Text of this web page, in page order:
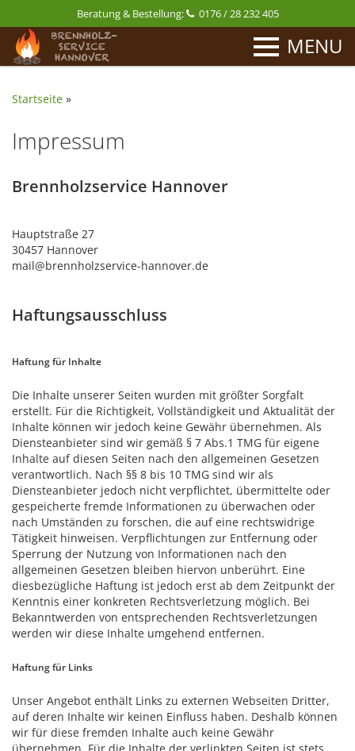
Beratung & Bestellung: 0176 / 28 232 405
MENU
Startseite »
Impressum
Brennholzservice Hannover
Hauptstraße 27
30457 Hannover
mail@brennholzservice-hannover.de
Haftungsausschluss
Haftung für Inhalte
Die Inhalte unserer Seiten wurden mit größter Sorgfalt
erstellt. Für die Richtigkeit, Vollständigkeit und Aktualität der
Inhalte können wir jedoch keine Gewähr übernehmen. Als
Diensteanbieter sind wir gemäß § 7 Abs.1 TMG für eigene
Inhalte auf diesen Seiten nach den allgemeinen Gesetzen
verantwortlich. Nach §§ 8 bis 10 TMG sind wir als
Diensteanbieter jedoch nicht verpflichtet, übermittelte oder
gespeicherte fremde Informationen zu überwachen oder
nach Umständen zu forschen, die auf eine rechtswidrige
Tätigkeit hinweisen. Verpflichtungen zur Entfernung oder
Sperrung der Nutzung von Informationen nach den
allgemeinen Gesetzen bleiben hiervon unberührt. Eine
diesbezügliche Haftung ist jedoch erst ab dem Zeitpunkt der
Kenntnis einer konkreten Rechtsverletzung möglich. Bei
Bekanntwerden von entsprechenden Rechtsverletzungen
werden wir diese Inhalte umgehend entfernen.
Haftung für Links
Unser Angebot enthält Links zu externen Webseiten Dritter,
auf deren Inhalte wir keinen Einfluss haben. Deshalb können
wir für diese fremden Inhalte auch keine Gewähr